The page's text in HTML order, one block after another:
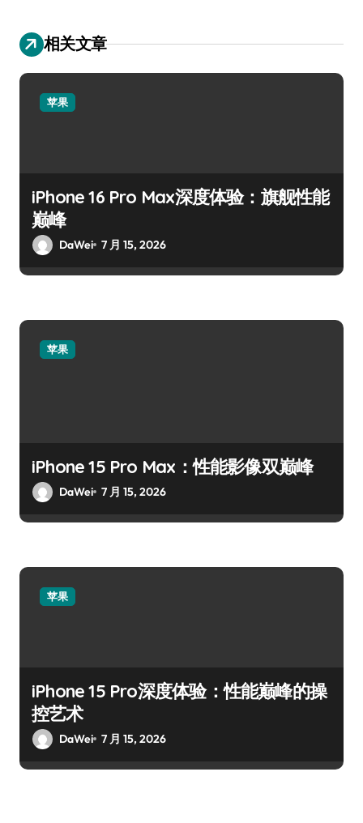
相关文章
苹果
iPhone 16 Pro Max深度体验：旗舰性能
巅峰
DaWei 7 月 15, 2026
苹果
iPhone 15 Pro Max：性能影像双巅峰
DaWei 7 月 15, 2026
苹果
iPhone 15 Pro深度体验：性能巅峰的操
控艺术
DaWei 7 月 15, 2026